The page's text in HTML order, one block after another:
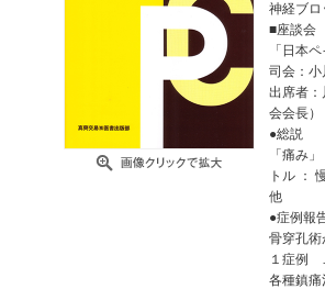
神経ブ
■座談会
「日本
司会：小
出席者：
会会長）
●総説
「痛み
トル ：
他
●症例報
骨穿孔術
１症例
各種鎮